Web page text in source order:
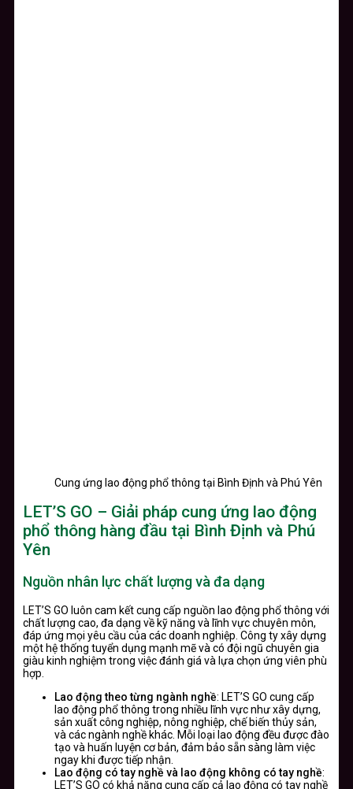
Cung ứng lao động phổ thông tại Bình Định và Phú Yên
LET’S GO – Giải pháp cung ứng lao động
phổ thông hàng đầu tại Bình Định và Phú
Yên
Nguồn nhân lực chất lượng và đa dạng
LET’S GO luôn cam kết cung cấp nguồn lao động phổ thông với
chất lượng cao, đa dạng về kỹ năng và lĩnh vực chuyên môn,
đáp ứng mọi yêu cầu của các doanh nghiệp. Công ty xây dựng
một hệ thống tuyển dụng mạnh mẽ và có đội ngũ chuyên gia
giàu kinh nghiệm trong việc đánh giá và lựa chọn ứng viên phù
hợp.
Lao động theo từng ngành nghề: LET’S GO cung cấp
lao động phổ thông trong nhiều lĩnh vực như xây dựng,
sản xuất công nghiệp, nông nghiệp, chế biến thủy sản,
và các ngành nghề khác. Mỗi loại lao động đều được đào
tạo và huấn luyện cơ bản, đảm bảo sẵn sàng làm việc
ngay khi được tiếp nhận.
Lao động có tay nghề và lao động không có tay nghề:
LET’S GO có khả năng cung cấp cả lao động có tay nghề